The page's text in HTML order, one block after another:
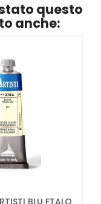
questo
anche: